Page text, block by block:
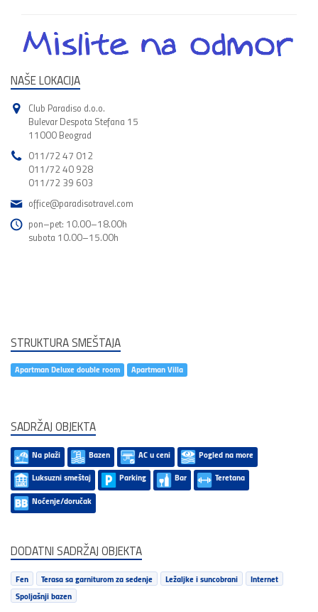
NAŠE LOKACIJA
Club Paradiso d.o.o.
Bulevar Despota Stefana 15
11000 Beograd
011/72 47 012
011/72 40 928
011/72 39 603
office@paradisotravel.com
pon–pet: 10.00–18.00h
subota 10.00–15.00h
STRUKTURA SMEŠTAJA
Apartman Deluxe double room Apartman Villa
SADRŽAJ OBJEKTA
Na plaži Bazen AC u ceni
Pogled na more
Luksuzni smeštaj
Parking Bar
Teretana
Noćenje/doručak
DODATNI SADRŽAJ OBJEKTA
Fen Terasa sa garniturom za sedenje Ležaljke i suncobrani
Internet
Spoljašnji bazen